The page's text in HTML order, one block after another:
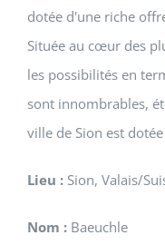
dotée d'une riche
Située au cœur des
les possibilités en
sont innombrables,
ville de Sion est
Lieu : Sion, Valais/
Nom : Baeuchle